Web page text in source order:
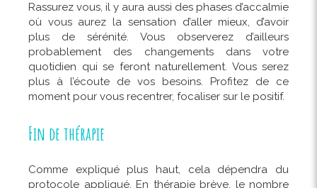
Rassurez vous, il y aura aussi des phases d’accalmie
où vous aurez la sensation d’aller mieux, d’avoir
plus de sérénité. Vous observerez d’ailleurs
probablement des changements dans votre
quotidien qui se feront naturellement. Vous serez
plus à l’écoute de vos besoins. Profitez de ce
moment pour vous recentrer, focaliser sur le positif.
Fin de thérapie
Comme expliqué plus haut, cela dépendra du
protocole appliqué. En thérapie brève, le nombre